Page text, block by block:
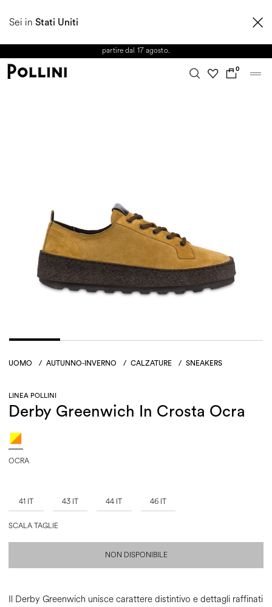
Sei in Stati Uniti
AUTUNNO/INVERNO 2026. Dall'8 al 16 agosto il Servizio Clienti non sarà
partire dal 17 agosto.
0
UOMO / AUTUNNO-INVERNO / CALZATURE / SNEAKERS
LINEA POLLINI
Derby Greenwich In Crosta Ocra
OCRA
41 IT 43 IT 44 IT 46 IT
SCALA TAGLIE
NON DISPONIBILE
Il Derby Greenwich unisce carattere distintivo e dettagli raffinati